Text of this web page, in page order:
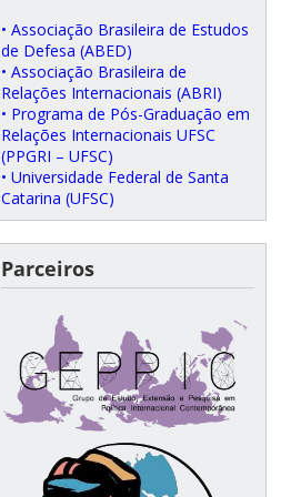
• Associação Brasileira de Estudos
de Defesa (ABED)
• Associação Brasileira de
Relações Internacionais (ABRI)
• Programa de Pós-Graduação em
Relações Internacionais UFSC
(PPGRI – UFSC)
• Universidade Federal de Santa
Catarina (UFSC)
Parceiros